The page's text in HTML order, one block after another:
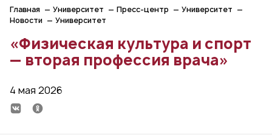
Главная Университет Пресс-центр
Университет
Новости
Университет
«Физическая культура и спорт
— вторая профессия врача»
4 мая 2026